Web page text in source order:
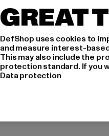
GREAT
DefShop uses cookies to
and measure interest-
This may also include the
protection standard. If you
Data protection